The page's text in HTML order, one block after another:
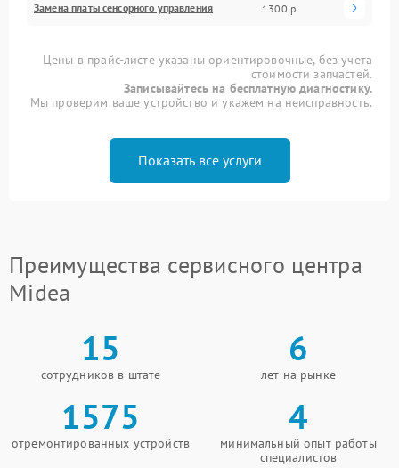
Замена платы сенсорного управления 1300 р
Цены в прайс-листе указаны ориентировочные, без учета
стоимости запчастей.
Записывайтесь на бесплатную диагностику.
Мы проверим ваше устройство и укажем на неисправность.
Показать все услуги
Преимущества сервисного центра
Midea
15
сотрудников в штате
6
лет на рынке
1575
отремонтированных устройств
4
минимальный опыт работы
специалистов